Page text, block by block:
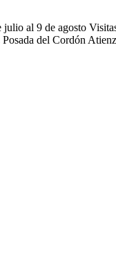
al 9 de agosto
del Cordón